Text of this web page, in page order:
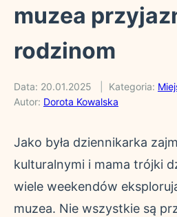
muzea
rodzinom
Data: 20.01.2025 Kategoria:
Autor: Dorota Kowalska
Jako była dziennikarka
kulturalnymi i mama trójki
wiele weekendów
muzea. Nie wszystkie są